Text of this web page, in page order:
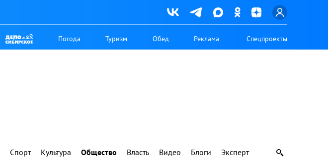
Погода Туризм Обед Реклама Спецпроекты
Спорт Культура Общество Власть Видео Блоги Эксперт